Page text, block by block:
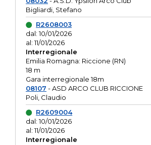
Bigliardi, Stefano
R2608003
dal: 10/01/2026
al: 11/01/2026
Interregionale
Emilia Romagna: Riccione (RN)
18 m
Gara interregionale 18m
08107 - ASD ARCO CLUB RICCIONE
Poli, Claudio
R2609004
dal: 10/01/2026
al: 11/01/2026
Interregionale